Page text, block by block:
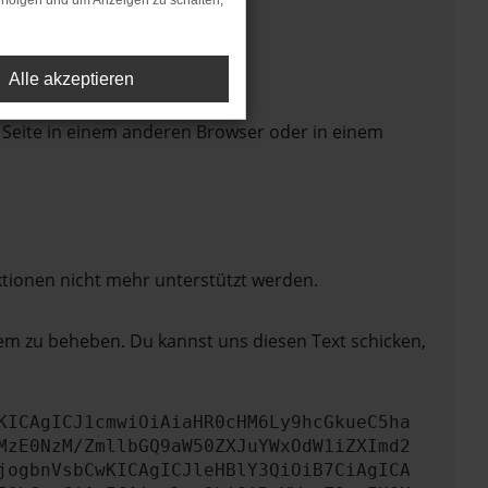
in einem anderen Browser oder in einem
nicht mehr unterstützt werden.
zu beheben. Du kannst uns diesen Text schicken,
ZmllbGQ9aW50ZXJuYWxOdW1iZXImd2
Alle akzeptieren